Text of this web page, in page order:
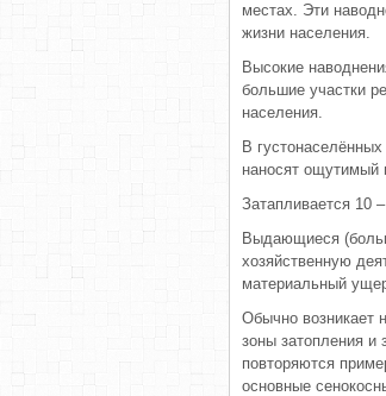
местах. Эти
жизни населения.
Высокие
большие участки
населения.
В
наносят ощутимый
Затапливается 10
Выдающиеся
хозяйственную
материальный
Обычно возникает
зоны затопления
повторяются
основные